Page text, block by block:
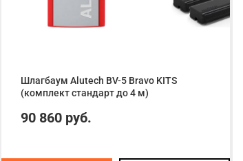
Шлагбаум Alutech BV-5 Bravo KITS
(комплект стандарт до 4 м)
90 860 руб.